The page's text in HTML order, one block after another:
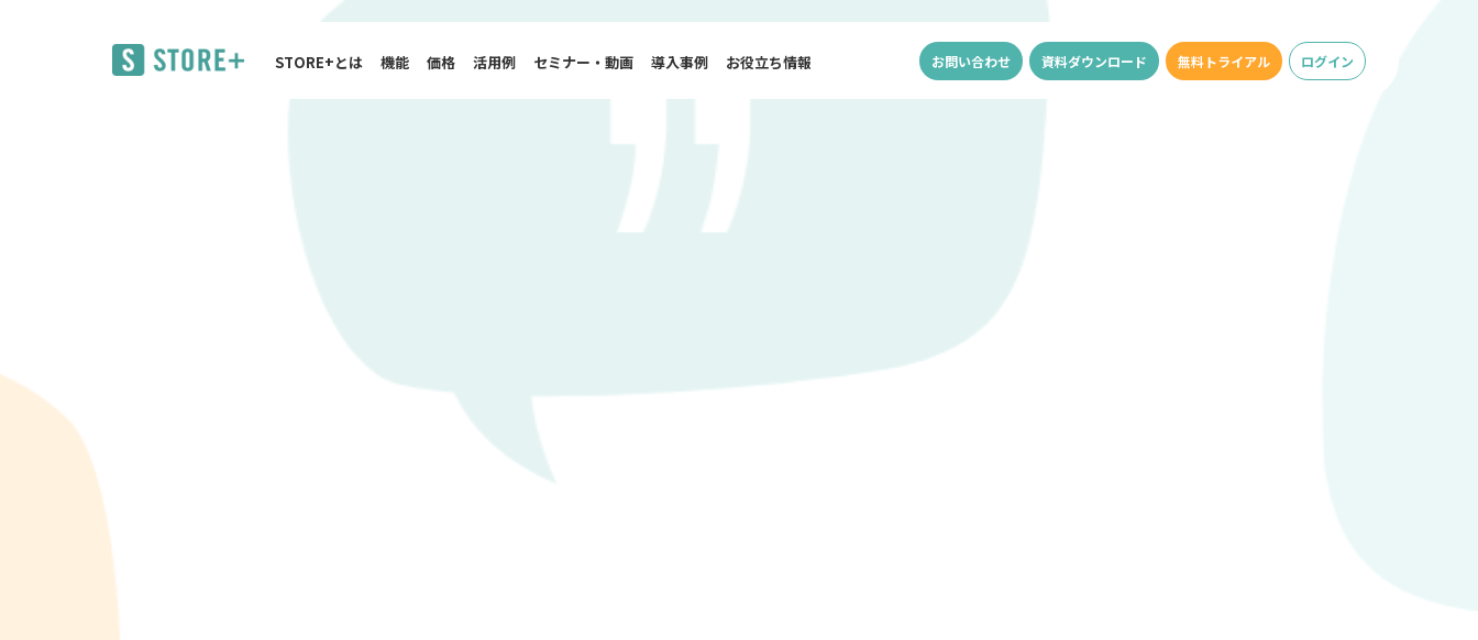
STORE+とは 機能 価格 活用例 セミナー・動画 導入事例 お役立ち情報 お問い合わせ 資料ダウンロード 無料トライアル ログイン